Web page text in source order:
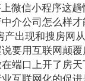
微信小程序这
介公司怎么样
出现和搜房网
要用互联网颠
端口上开了房